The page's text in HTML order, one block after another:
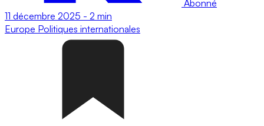
Abonné
11 décembre 2025 - 2 min
Europe Politiques internationales